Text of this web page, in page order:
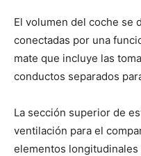
El volumen del coche se
conectadas por una
mate que incluye las
conductos separados
La sección superior de
ventilación para el
elementos